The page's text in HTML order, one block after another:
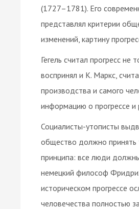
(1727–1781). Его
представлял критерии
изменений, картину
Гегель считал прогресс
воспринял и К. Маркс,
производства и самого
информацию о прогрессе и
Социалисты-утописты
общество должно принять
принципа: все люди должны
немецкий философ
историческом прогрессе
человечества полностью